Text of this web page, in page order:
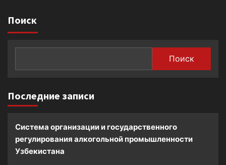
Поиск
Поиск
Последние записи
Система организации и государственного
регулирования алкогольной промышленности
Узбекистана